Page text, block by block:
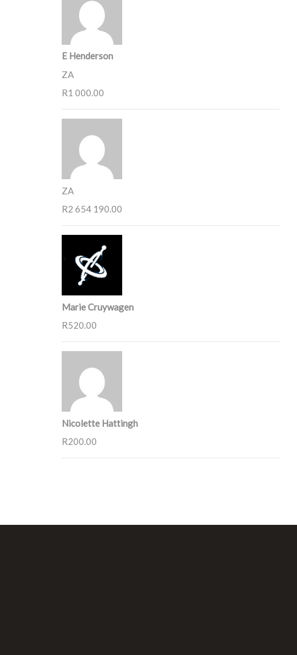
E Henderson
ZA
R1 000.00
ZA
R2 654 190.00
Marie Cruywagen
R520.00
Nicolette Hattingh
R200.00